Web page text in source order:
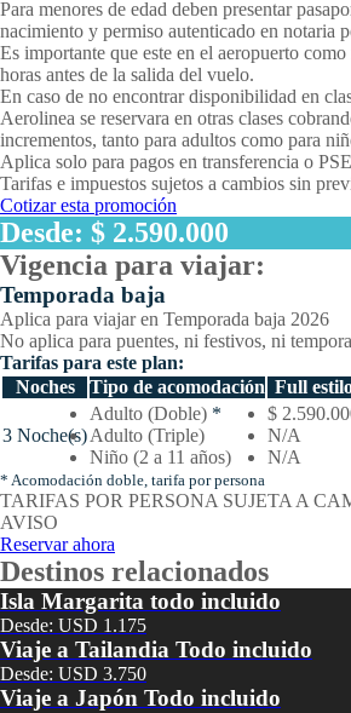
Para menores de edad deben presentar
nacimiento y permiso autenticado en notaria
Es importante que este en el aeropuerto
horas antes de la salida del vuelo.
En caso de no encontrar disponibilidad en
Aerolinea se reservara en otras clases
incrementos, tanto para adultos como para
Aplica solo para pagos en transferencia o PSE
Tarifas e impuestos sujetos a cambios sin
Cotizar esta promoción
Desde: $ 2.590.000
Vigencia para viajar:
Temporada baja
Aplica para viajar en Temporada baja 2026
No aplica para puentes, ni festivos, ni
Tarifas para este plan:
Temporada
baja
Tarifas
por
noches
y
tipo
de
acomodación
Noches Tipo de acomodación Full
3 Noche(s)
Adulto (Doble) *
Adulto (Triple)
Niño (2 a 11 años)
$
N/A
N/A
* Acomodación doble, tarifa por persona
TARIFAS POR PERSONA SUJETA A
AVISO
Reservar ahora
Destinos relacionados
Isla Margarita todo incluido
Desde: USD 1.175
Viaje a Tailandia Todo incluido
Desde: USD 3.750
Viaje a Japón Todo incluido